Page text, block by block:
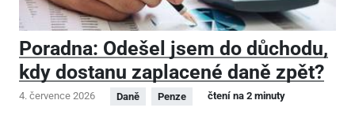
Poradna: Odešel jsem do důchodu,
kdy dostanu zaplacené daně zpět?
4. července 2026 Daně Penze čtení na 2 minuty